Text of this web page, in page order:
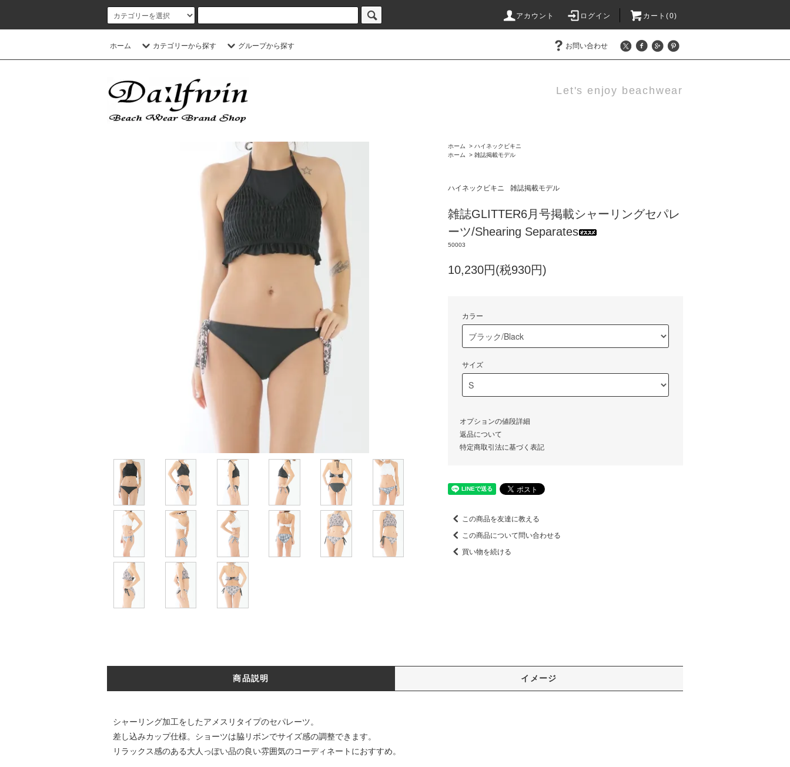
アカウント ログイン カート(0)
ホーム カテゴリーから探す グループから探す お問い合わせ
Let's enjoy beachwear
ホーム > ハイネックビキニ
ホーム
> 雑誌掲載モデル
ハイネックビキニ 雑誌掲載モデル
雑誌GLITTER6月号掲載シャーリングセパレ
ーツ/Shearing Separates
50003
10,230円(税930円)
カラー
サイズ
オプションの値段詳細
返品について
特定商取引法に基づく表記
この商品を友達に教える
この商品について問い合わせる
買い物を続ける
商品説明 イメージ
シャーリング加工をしたアメスリタイプのセパレーツ。
差し込みカップ仕様。ショーツは脇リボンでサイズ感の調整できます。
リラックス感のある大人っぽい品の良い雰囲気のコーディネートにおすすめ。